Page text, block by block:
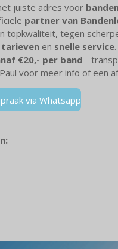
juiste adres voor
partner van
topkwaliteit, tegen
en snelle service.
€20,- per band -
voor meer info of een
via Whatsapp